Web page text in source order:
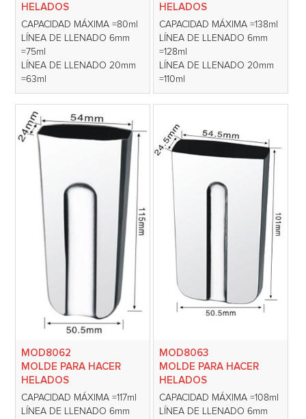
HELADOS
CAPACIDAD MÁXIMA =80ml
LÍNEA DE LLENADO 6mm
=75ml
LÍNEA DE LLENADO 20mm
=63ml
HELADOS
CAPACIDAD MÁXIMA =138ml
LÍNEA DE LLENADO 6mm
=128ml
LÍNEA DE LLENADO 20mm
=110ml
MOD8062
MOLDE PARA HACER
HELADOS
CAPACIDAD MÁXIMA =117ml
LÍNEA DE LLENADO 6mm
MOD8063
MOLDE PARA HACER
HELADOS
CAPACIDAD MÁXIMA =108ml
LÍNEA DE LLENADO 6mm